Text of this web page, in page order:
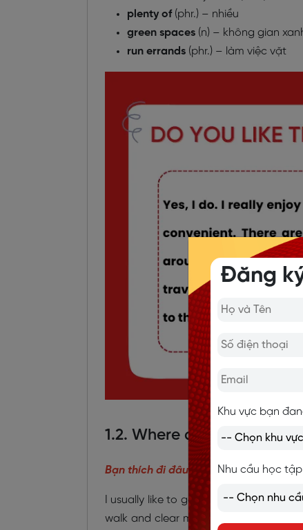
plenty of (phr.) – nhiều
green spaces (n) – không gian
run errands (phr.) – làm việc vặt
1.2. Where do you like to
Bạn thích đi đâu trong khu vực đó?
I usually like to go to a small park
walk and clear my mind after a long
Đăng
Khu vực bạn
Nhu cầu học tập